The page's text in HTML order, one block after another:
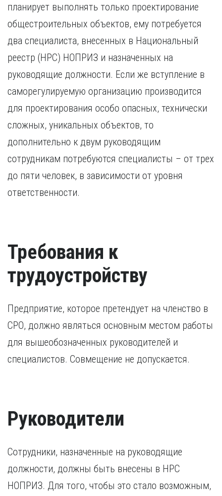
планирует выполнять только проектирование
общестроительных объектов, ему потребуется
два специалиста, внесенных в Национальный
реестр (НРС) НОПРИЗ и назначенных на
руководящие должности. Если же вступление в
саморегулируемую организацию производится
для проектирования особо опасных, технически
сложных, уникальных объектов, то
дополнительно к двум руководящим
сотрудникам потребуются специалисты – от трех
до пяти человек, в зависимости от уровня
ответственности.
Требования к
трудоустройству
Предприятие, которое претендует на членство в
СРО, должно являться основным местом работы
для вышеобозначенных руководителей и
специалистов. Совмещение не допускается.
Руководители
Сотрудники, назначенные на руководящие
должности, должны быть внесены в НРС
НОПРИЗ. Для того, чтобы это стало возможным,